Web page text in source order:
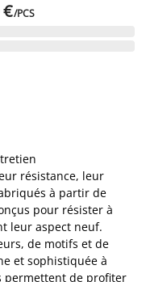
/PCS
résistance, leur
à partir de
pour résister à
leur aspect neuf.
de motifs et de
et sophistiquée à
permettent de profiter